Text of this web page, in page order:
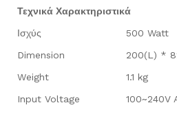
Τεχνικά Χαρακτηριστικά
Ισχύς
500 Watt
Dimension
200(L) *
Weight
1.1 kg
Input Voltage
100~240V